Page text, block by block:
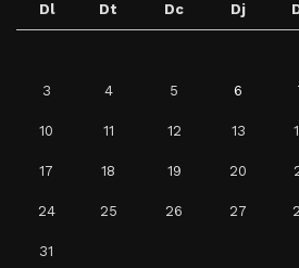
Dl Dt Dc Dj
3 4 5 6
10 11 12 13
17 18 19 20
24 25 26 27
31